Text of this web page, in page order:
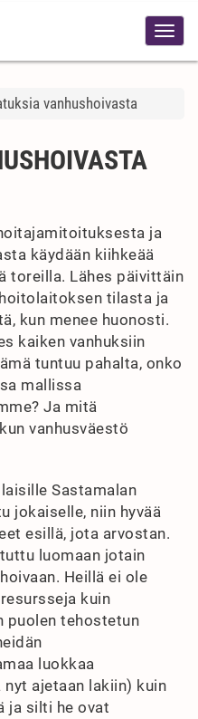
vanhushoivasta
ja
käydään kiihkeää
toreilla. Lähes päivittäin
tilasta ja
kun menee huonosti.
kaiken vanhuksiin
tuntuu pahalta, onko
mallissa
Ja mitä
vanhusväestö
Sastamalan
jokaiselle, niin hyvää
esillä, jota arvostan.
luomaan jotain
Heillä ei ole
kuin
puolen tehostetun
luokkaa
ajetaan lakiin) kuin
ja silti he ovat